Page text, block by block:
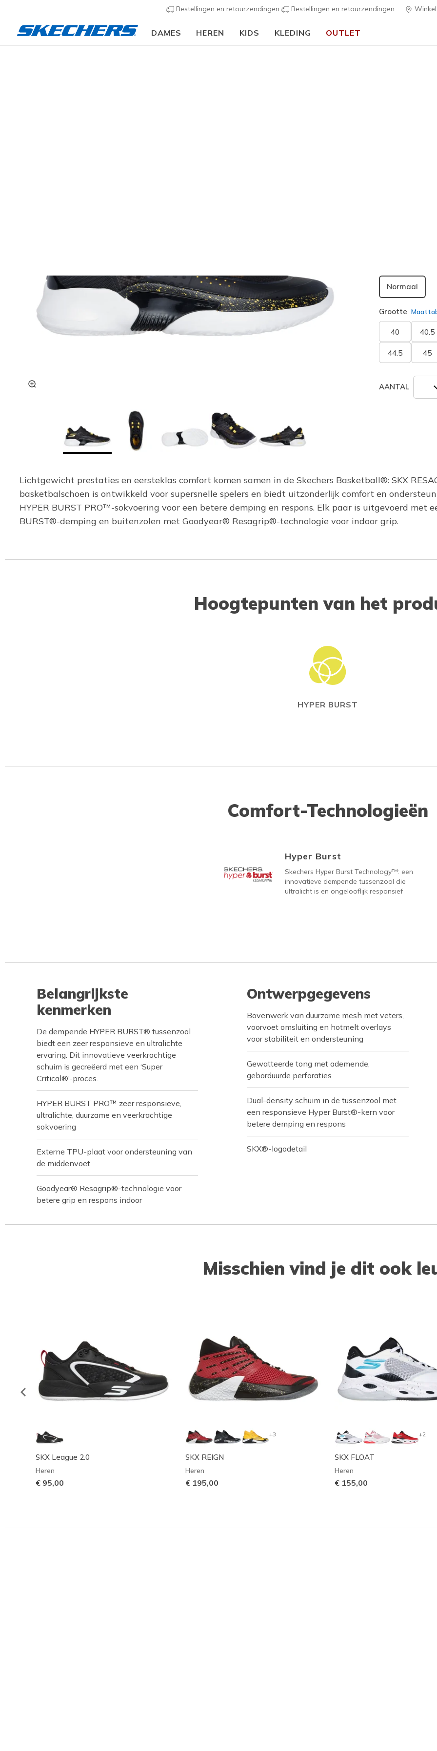
Bestellingen en retourzendingen Bestellingen en retourzendingen
DAMES HEREN KIDS KLEDING OUTLET
Normaal
Grootte
40 40.5
44.5 45
AANTAL
Lichtgewicht prestaties en eersteklas comfort komen samen in de Skechers Basketball®: SKX
basketbalschoen is ontwikkeld voor supersnelle spelers en biedt uitzonderlijk comfort en
HYPER BURST PRO™-sokvoering voor een betere demping en respons. Elk paar is uitgevoerd met
BURST®-demping en buitenzolen met Goodyear® Resagrip®-technologie voor indoor grip.
Hoogtepunten van het
HYPER BURST
Comfort-Technologieën
Hyper Burst
Skechers Hyper Burst Technology™: een
innovatieve dempende tussenzool die
ultralicht is en ongelooflijk responsief
Belangrijkste
kenmerken
De dempende HYPER BURST® tussenzool
biedt een zeer responsieve en ultralichte
ervaring. Dit innovatieve veerkrachtige
schuim is gecreëerd met een ‘Super
Critical®‘-proces.
HYPER BURST PRO™ zeer responsieve,
ultralichte, duurzame en veerkrachtige
sokvoering
Externe TPU-plaat voor ondersteuning van
de middenvoet
Goodyear® Resagrip®-technologie voor
betere grip en respons indoor
Ontwerpgegevens
Bovenwerk van duurzame mesh met veters,
voorvoet omsluiting en hotmelt overlays
voor stabiliteit en ondersteuning
Gewatteerde tong met ademende,
geborduurde perforaties
Dual-density schuim in de tussenzool met
een responsieve Hyper Burst®-kern voor
betere demping en respons
SKX®-logodetail
Misschien vind je dit ook
SKX League 2.0
Heren
€ 95,00
+3
SKX REIGN
Heren
€ 195,00
+2
SKX FLOAT
Heren
€ 155,00